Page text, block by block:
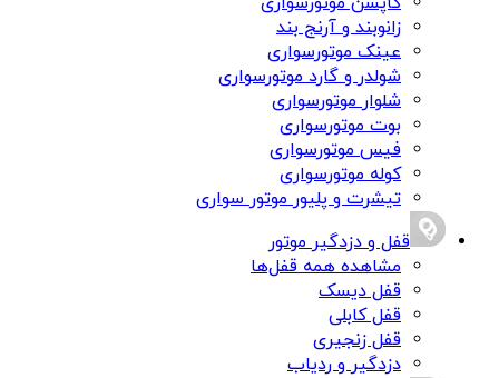
زانوبند و آرنج بند
عینک موتورسواری
شولدر و گارد موتورسواری
شلوار موتورسواری
بوت موتورسواری
فیس موتورسواری
کوله موتورسواری
تیشرت و پلیور موتور سواری
قفل و دزدگیر موتور
مشاهده همه قفل‌ها
قفل دیسک
قفل کابلی
قفل زنجیری
دزدگیر و ردیاب